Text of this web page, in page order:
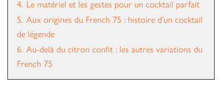
4. Le matériel et les gestes pour un cocktail parfait
5. Aux origines du French 75 : histoire d’un cocktail
de légende
6. Au-delà du citron confit : les autres variations du
French 75